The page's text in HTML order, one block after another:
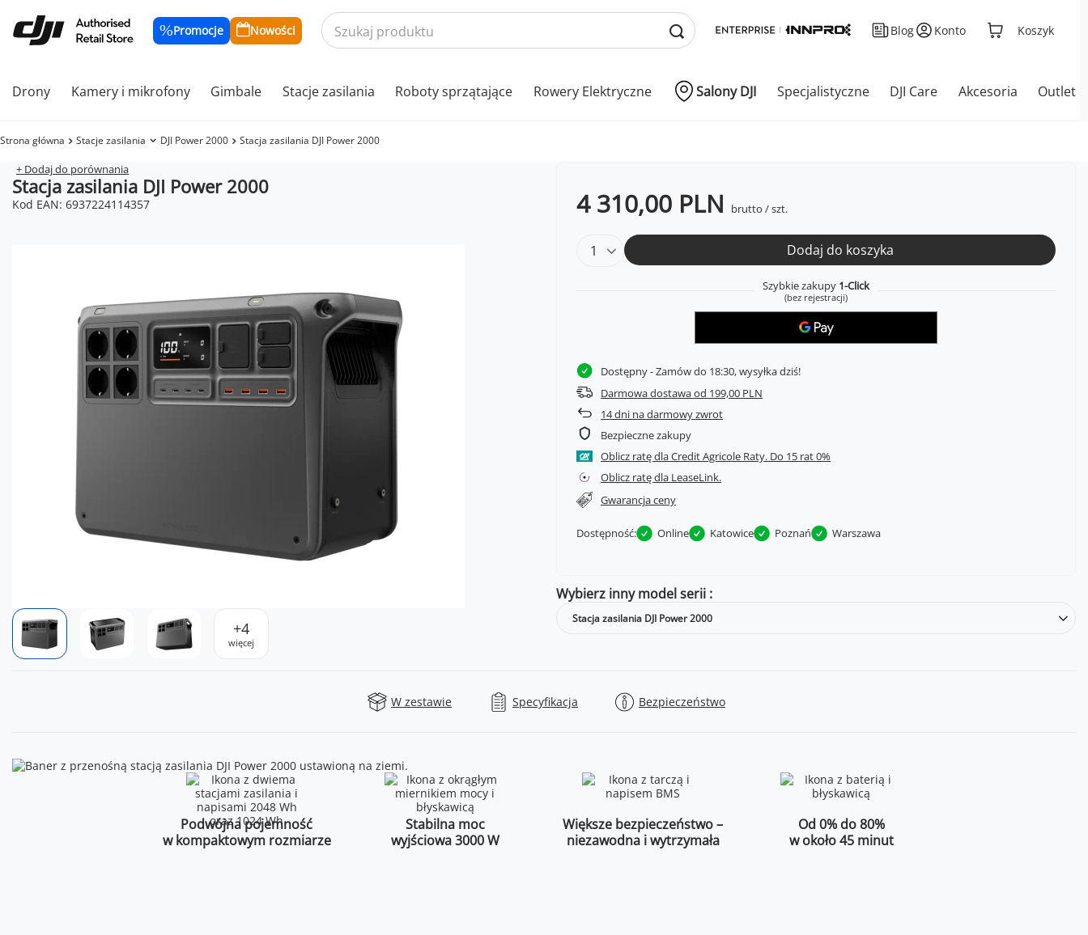
Promocje Nowości Blog Konto Koszyk
Drony Kamery i mikrofony Gimbale Stacje zasilania Roboty sprzątające Rowery Elektryczne Salony DJI Specjalistyczne DJI Care Akcesoria Outlet
Strona główna Stacje zasilania DJI Power 2000 Stacja zasilania DJI Power 2000
+ Dodaj do porównania
Stacja zasilania DJI Power 2000
Kod EAN: 6937224114357
+4
więcej
Wybierz inny model serii
Stacja zasilania DJI Power 2000
4 310,00 PLN brutto /szt.
Dodaj do koszyka
Szybkie zakupy 1-Click
(bez rejestracji)
Dostępny- Zamów do 18:30, wysyłka dziś!
Darmowa dostawa od 199,00 PLN
14dni na darmowy zwrot
Bezpieczne zakupy
Oblicz ratę dla Credit Agricole Raty.
Oblicz ratę dla LeaseLink.
Gwarancja ceny
Dostępność: Online Katowice Poznań Warszawa
W zestawie Specyfikacja Bezpieczeństwo
Podwójna pojemność
w kompaktowym rozmiarze
Stabilna moc
wyjściowa 3000 W
Większe bezpieczeństwo –
niezawodna i wytrzymała
Od 0% do 80%
w około 45 minut